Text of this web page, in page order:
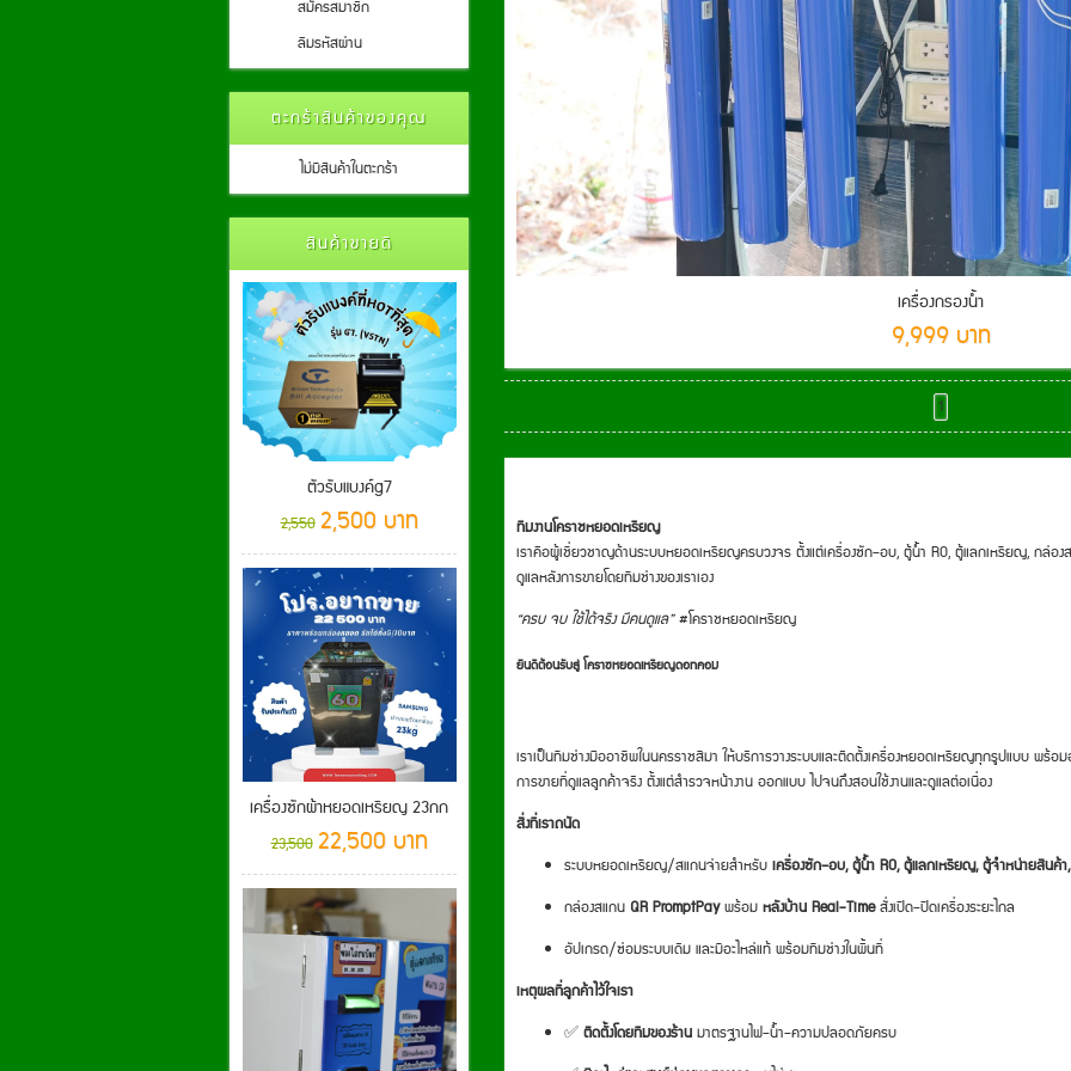
สมัครสมาชิก
ลืมรหัสผ่าน
ตะกร้าสินค้าของคุณ
ไม่มีสินค้าในตะกร้า
สินค้าขายดี
ตัวรับแบงค์g7
2,550 2,500 บาท
เครื่องซักผ้าหยอดเหรียญ 23กก
23,500 22,500 บาท
เครื่องกรองน้ำ
9,999 บาท
1
ทีมงานโคราชหยอดเหรียญ
เราคือผู้เชี่ยวชาญด้านระบบหยอดเหรียญครบวงจร ตั้งแต่เครื่องซัก–อบ, ตู้น้ำ RO, ตู้แลกเหรียญ, กล่อ
ดูแลหลังการขายโดยทีมช่างของเราเอง
“ครบ จบ ใช้ได้จริง มีคนดูแล”#โคราชหยอดเหรียญ
ยินดีต้อนรับสู่ โคราชหยอดเหรียญดอทคอม
เราเป็นทีมช่างมืออาชีพในนครราชสีมา ให้บริการวางระบบและติดตั้งเครื่องหยอดเหรียญทุกรูปแบบ พร้อ
การขายที่ดูแลลูกค้าจริง ตั้งแต่สำรวจหน้างาน ออกแบบ ไปจนถึงสอนใช้งานและดูแลต่อเนื่อง
สิ่งที่เราถนัด
ระบบหยอดเหรียญ/สแกนจ่ายสำหรับเครื่องซัก–อบ, ตู้น้ำ RO, ตู้แลกเหรียญ, ตู้จำหน่ายสินค้
กล่องสแกน QR PromptPayพร้อมหลังบ้าน Real-Timeสั่งเปิด–ปิดเครื่องระยะไกล
อัปเกรด/ซ่อมระบบเดิม และมีอะไหล่แท้ พร้อมทีมช่างในพื้นที่
เหตุผลที่ลูกค้าไว้ใจเรา
✅ติดตั้งโดยทีมของร้านมาตรฐานไฟ–น้ำ–ความปลอดภัยครบ